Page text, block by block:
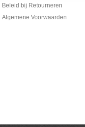
Beleid bij Retourneren
Algemene Voorwaarden